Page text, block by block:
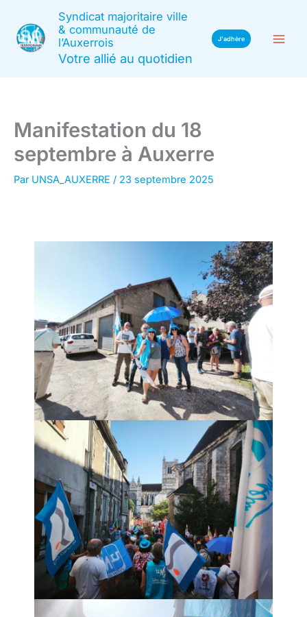
contenu
Syndicat majoritaire ville
& communauté de
l’Auxerrois
Votre allié au quotidien
J'adhère
Manifestation du 18
septembre à Auxerre
Par UNSA_AUXERRE / 23 septembre 2025